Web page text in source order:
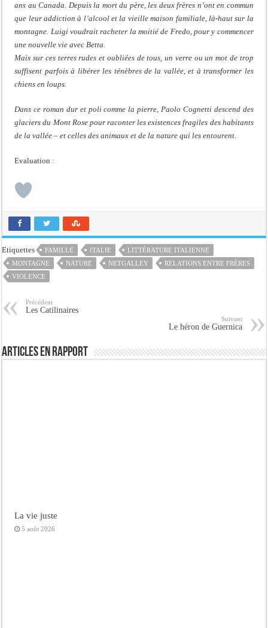
ans au Canada. Depuis la mort du père, les deux frères n’ont en commun
que leur addiction à l’alcool et la vieille maison familiale, là-haut sur la
montagne. Luigi voudrait racheter la moitié de Fredo, pour y commencer
une nouvelle vie avec Betta.
Mais sur ces terres rudes et oubliées de tous, un verre ou un mot de trop
suffisent parfois à libérer les ténèbres de la vallée, et à transformer les
chiens en loups.
Dans ce roman dur et poli comme la pierre, Paolo Cognetti descend des
glaciers du Mont Rose pour raconter les existences fragiles des habitants
de la vallée – et celles des animaux et de la nature qui les entourent.
Evaluation :
Etiquettes FAMILLE ITALIE
LITTÉRATURE ITALIENNE
MONTAGNE
NATURE NETGALLEY
RELATIONS ENTRE FRÈRES
VIOLENCE
Précédent
Les Catilinaires
Suivant
Le héron de Guernica
Articles en rapport
La vie juste
5 août 2026